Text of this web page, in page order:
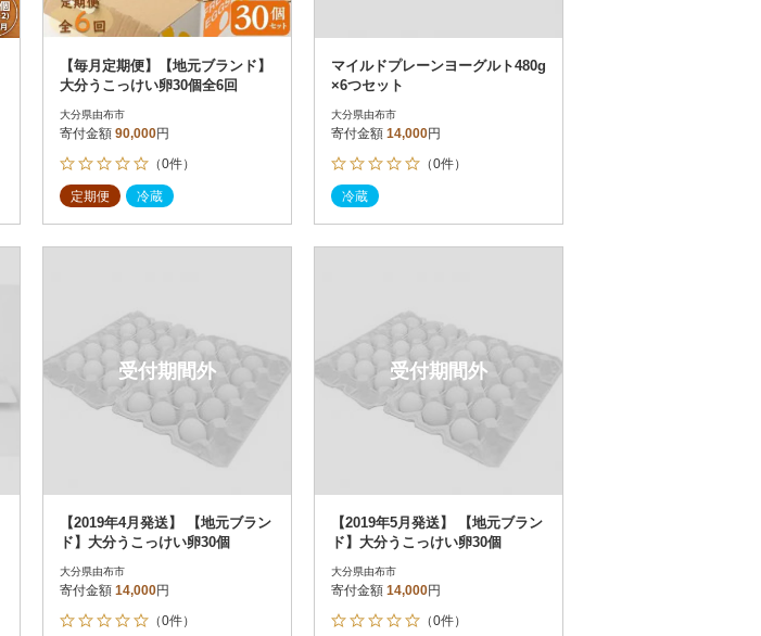
【毎月定期便】【地元ブランド】
大分うこっけい卵30個全6回
大分県由布市
寄付金額 90,000円
（0件）
定期便 冷蔵
マイルドプレーンヨーグルト480g
×6つセット
大分県由布市
寄付金額 14,000円
（0件）
冷蔵
受付期間外
【2019年4月発送】 【地元ブラン
ド】大分うこっけい卵30個
大分県由布市
寄付金額 14,000円
（0件）
受付期間外
【2019年5月発送】 【地元ブラン
ド】大分うこっけい卵30個
大分県由布市
寄付金額 14,000円
（0件）